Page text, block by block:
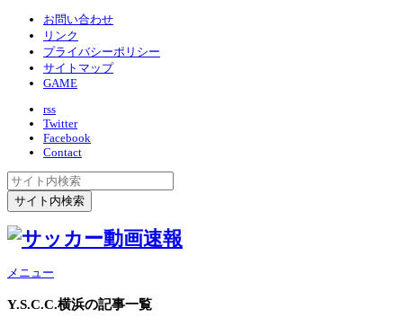
お問い合わせ
リンク
プライバシーポリシー
サイトマップ
GAME
rss
Twitter
Facebook
Contact
メニュー
Y.S.C.C.横浜の記事一覧